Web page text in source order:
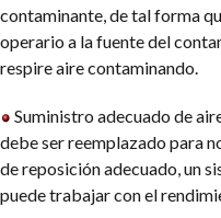
contaminante, de tal forma
operario a la fuente del
respire aire contaminando.
Suministro adecuado de
debe ser reemplazado para
de reposición adecuado, un
puede trabajar con el